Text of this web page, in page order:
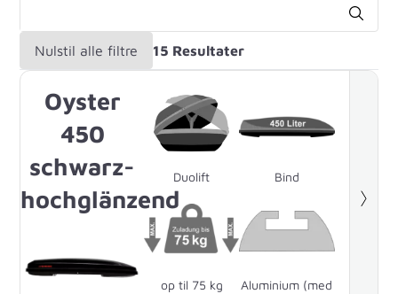
Nulstil alle filtre 15 Resultater
Oyster
450
schwarz-
hochglänzend
Duolift Bind
op til 75 kg
Aluminium (med